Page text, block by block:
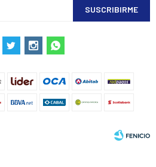
SUSCRIBIRME
  